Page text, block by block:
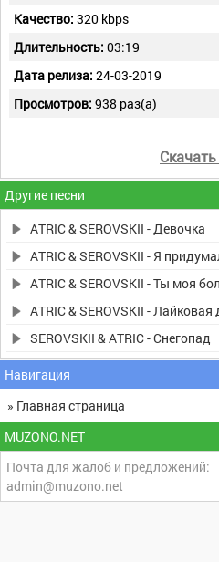
Качество: 320 kbps
Длительность: 03:19
Дата релиза: 24-03-2019
Просмотров: 938 раз(а)
Другие песни
ATRIC & SEROVSKII - Девочка
ATRIC & SEROVSKII - Я
ATRIC & SEROVSKII - Ты моя
ATRIC & SEROVSKII - Лайковая
SEROVSKII & ATRIC - Снегопад
Навигация
» Главная страница
MUZONO.NET
Почта для жалоб и предложений:
admin@muzono.net